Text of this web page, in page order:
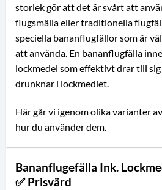
storlek gör att det är svårt att
flugsmälla eller traditionella
speciella bananflugfällor som är
att använda. En bananflugfälla
lockmedel som effektivt drar till
drunknar i lockmedlet.
Här går vi igenom olika varianter
hur du använder dem.
Bananflugefälla Ink.
✅ Prisvärd